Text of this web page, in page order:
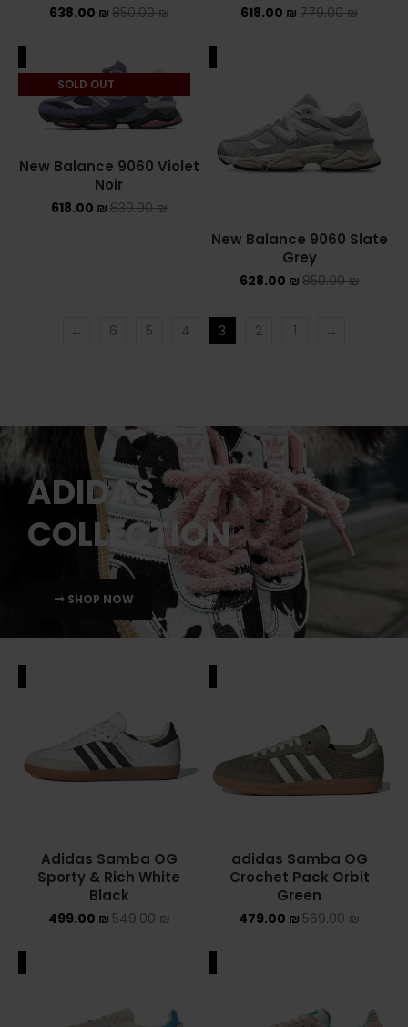
779.00₪
618.00 ₪
850.00₪
638.00 ₪
⁦New Balance 9060 Slate
Grey⁩⁩⁩
850.00₪
628.00 ₪
SOLD OUT
New Balance 9060 Violet
Noir
839.00₪
618.00 ₪
→
1
2
3
4
5
6
←
ADIDAS
COLLECTION
SHOP NOW
adidas Samba OG
Crochet Pack Orbit
Green
569.00₪
479.00 ₪
Adidas Samba OG
Sporty & Rich White
Black
549.00₪
499.00 ₪